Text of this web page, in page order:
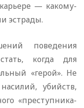
— какому-
эстрады.
поведения
когда для
«герой». Не
убийств,
«преступника-